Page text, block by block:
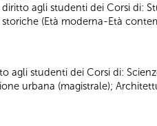
agli studenti dei Corsi di:
(Età moderna-Età
agli studenti dei Corsi di:
urbana (magistrale);